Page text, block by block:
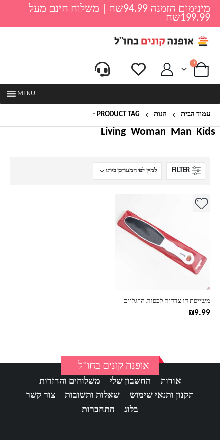
מינימום הזמנה 94.99שח | משלוח חינם מעל
199.99שח
0
MENU
עמוד הבית חנות PRODUCT TAG -
Kids
Man
Woman
Living
FILTER
משייפת דו צדדית לכפות הרגליים
₪9.99
אופנה קונים בחו"ל
אודות החשבון שלי
משלוחים והחזרות
תקנון ותנאי שימוש
שאלות ותשובות
צור קשר
בלוג
התחברות